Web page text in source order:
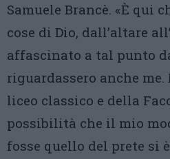
Samuele Brancè. «È qui
cose di Dio, dall’altare
affascinato a tal punto
riguardassero anche
liceo classico e della
possibilità che il mio
fosse quello del prete si